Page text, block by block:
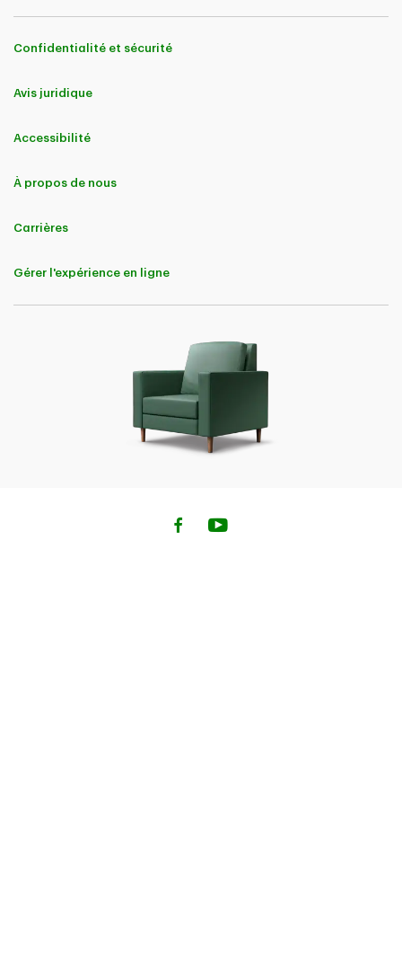
Confidentialité et sécurité
Avis juridique
Accessibilité
À propos de nous
Carrières
Gérer l'expérience en ligne